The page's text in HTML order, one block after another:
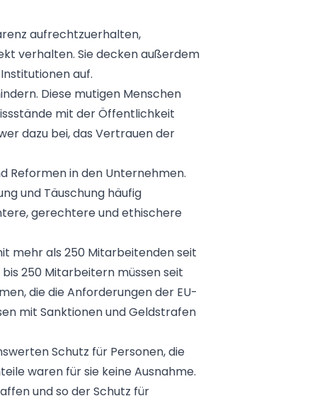
aufrechtzuerhalten,
verhalten. Sie decken außerdem
auf.
Diese mutigen Menschen
mit der Öffentlichkeit
dazu bei, das Vertrauen der
Reformenin den Unternehmen.
und Täuschung häufig
gerechtere und ethischere
mehr als 250 Mitarbeitenden seit
250 Mitarbeitern müssen seit
die die Anforderungen der EU-
mit Sanktionen und Geldstrafen
Schutz für Personen, die
waren für sie keine Ausnahme.
und so der Schutz für